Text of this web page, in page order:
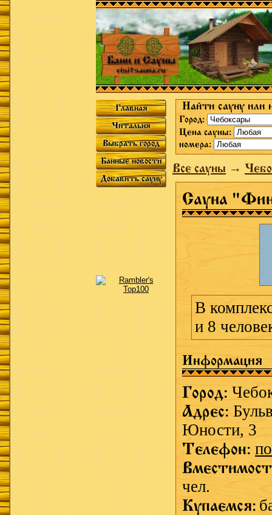
Главная
Читальня
Выбрать город
Банные новости
Добавить сауну
Найти сауну или
Город:
Цена сауны:
номера:
Все сауны→
Сауна
В
и 8
Информация
Город:
Адрес:
Юности, 3
Телефон:
чел.
Купаемся: